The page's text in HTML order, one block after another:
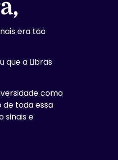
era tão
que a Libras
como
de toda essa
sinais e